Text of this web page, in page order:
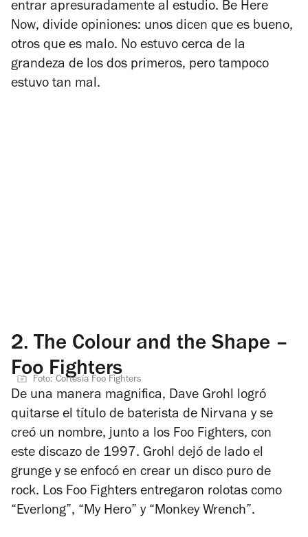
entrar apresuradamente al estudio. Be Here
Now, divide opiniones: unos dicen que es bueno,
otros que es malo. No estuvo cerca de la
grandeza de los dos primeros, pero tampoco
estuvo tan mal.
2. The Colour and the Shape –
Foo Fighters
Foto: Cortesía Foo Fighters
De una manera magnifica, Dave Grohl logró
quitarse el título de baterista de Nirvana y se
creó un nombre, junto a los Foo Fighters, con
este discazo de 1997. Grohl dejó de lado el
grunge y se enfocó en crear un disco puro de
rock. Los Foo Fighters entregaron rolotas como
“Everlong”, “My Hero” y “Monkey Wrench”.